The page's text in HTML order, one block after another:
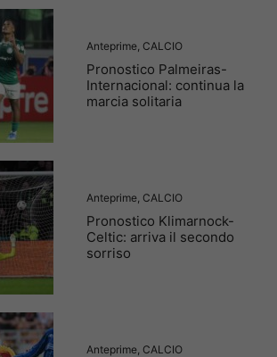
Anteprime CALCIO
Pronostico Palmeiras-
Internacional: continua la
marcia solitaria
Anteprime CALCIO
Pronostico Klimarnock-
Celtic: arriva il secondo
sorriso
Anteprime CALCIO